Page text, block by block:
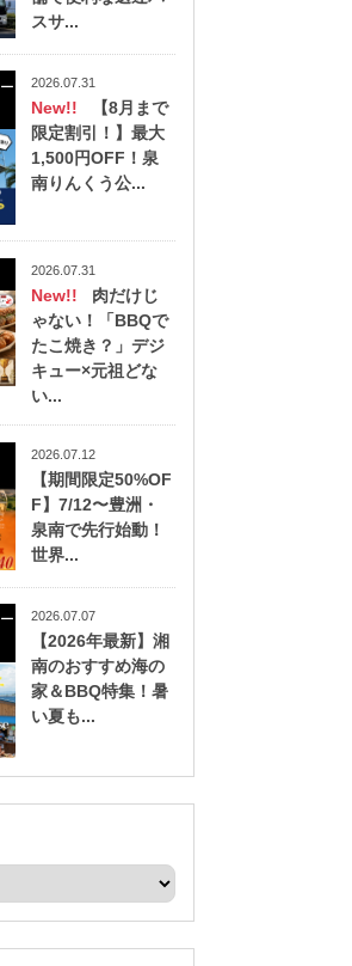
スサ...
2026.07.31
New!!
【8月まで
限定割引！】最大
1,500円OFF！泉
南りんくう公...
2026.07.31
New!!
肉だけじ
ゃない！「BBQで
たこ焼き？」デジ
キュー×元祖どな
い...
2026.07.12
【期間限定50%OF
F】7/12〜豊洲・
泉南で先行始動！
世界...
2026.07.07
【2026年最新】湘
南のおすすめ海の
家＆BBQ特集！暑
い夏も...